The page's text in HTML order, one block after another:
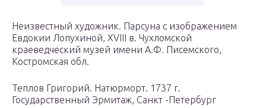
Неизвестный художник. Парсуна с изображением
Евдокии Лопухиной, XVIII в. Чухломской
краеведческий музей имени А.Ф. Писемского,
Костромская обл.
Теплов Григорий. Натюрморт. 1737 г.
Государственный Эрмитаж, Санкт -Петербург